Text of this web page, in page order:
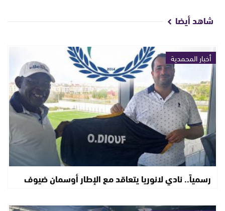
شاهد أيضا
أخبار المحمدية
رسمياً.. نادي لانوريا يتعاقد مع الإطار أوسمان ضيوف